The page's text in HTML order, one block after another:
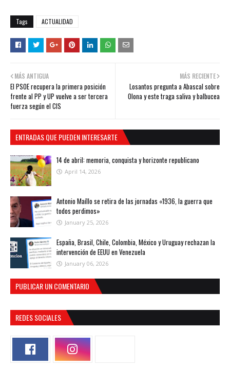
Tags ACTUALIDAD
MÁS RECIENTE
Losantos pregunta a Abascal sobre
Olona y este traga saliva y balbucea
MÁS ANTIGUA
El PSOE recupera la primera posición
frente al PP y UP vuelve a ser tercera
fuerza según el CIS
ENTRADAS QUE PUEDEN INTERESARTE
14 de abril: memoria, conquista y horizonte republicano
April 14, 2026
Antonio Maíllo se retira de las jornadas «1936, la guerra que
todos perdimos»
January 25, 2026
España, Brasil, Chile, Colombia, México y Uruguay rechazan la
intervención de EEUU en Venezuela
January 06, 2026
PUBLICAR UN COMENTARIO
REDES SOCIALES